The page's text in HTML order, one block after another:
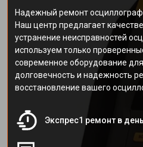
Надежный ремонт
Наш центр предлагает
устранение неисправностей
используем только
современное оборудование
долговечность и надежность
восстановление вашего
Экспрес1 ремонт в